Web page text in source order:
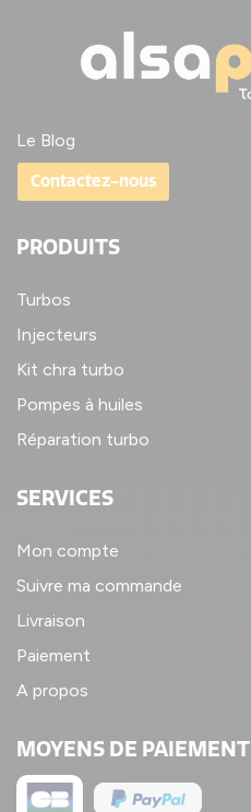
Le Blog
Contactez-nous
PRODUITS
Turbos
Injecteurs
Kit chra turbo
Pompes à huiles
Réparation turbo
SERVICES
Mon compte
Suivre ma commande
Livraison
Paiement
A propos
MOYENS DE PAIEMENT